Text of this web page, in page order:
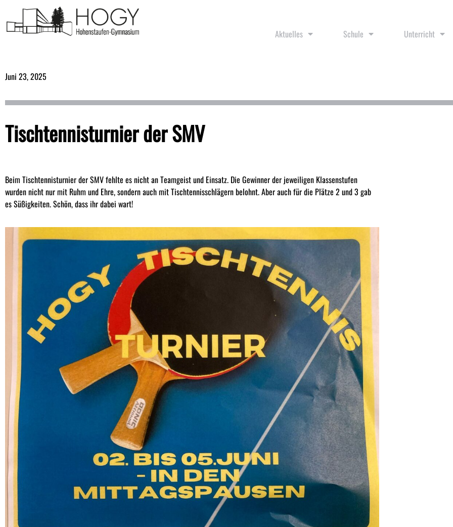
Aktuelles Schule Unterricht
Juni 23, 2025
Tischtennisturnier der SMV
Beim Tischtennisturnier der SMV fehlte es nicht an Teamgeist und Einsatz. Die Gewinner der jeweiligen Klassenstufen
wurden nicht nur mit Ruhm und Ehre, sondern auch mit Tischtennisschlägern belohnt. Aber auch für die Plätze 2 und 3 gab
es Süßigkeiten. Schön, dass ihr dabei wart!